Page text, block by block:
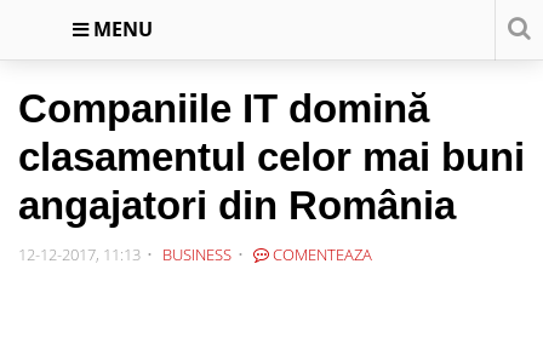
MENU
Companiile IT domină
clasamentul celor mai buni
angajatori din România
12-12-2017, 11:13 BUSINESS COMENTEAZA